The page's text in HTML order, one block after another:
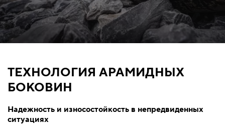
ТЕХНОЛОГИЯ АРАМИДНЫХ
БОКОВИН
Надежность и износостойкость в непредвиденных
ситуациях